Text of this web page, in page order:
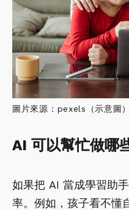
圖片來源：pexels（示意圖）
AI 可以幫忙做哪
如果把 AI 當成學習助
率。例如，孩子看不懂